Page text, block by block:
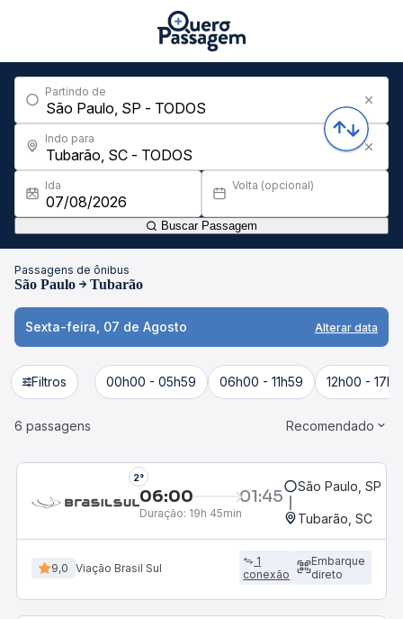
Partindo de
Indo para
Ida Volta (opcional)
Buscar Passagem
Passagens de ônibus
São Paulo Tubarão
Sexta-feira, 07 de Agosto Alterar data
Filtros 00h00 - 05h59 06h00 - 11h59 12h00 -
6 passagens Recomendado
2°
06:00 01:45
Duração: 19h 45min
São Paulo, SP -
Tubarão, SC
9,0 Viação Brasil Sul
1
conexão
Embarque
direto